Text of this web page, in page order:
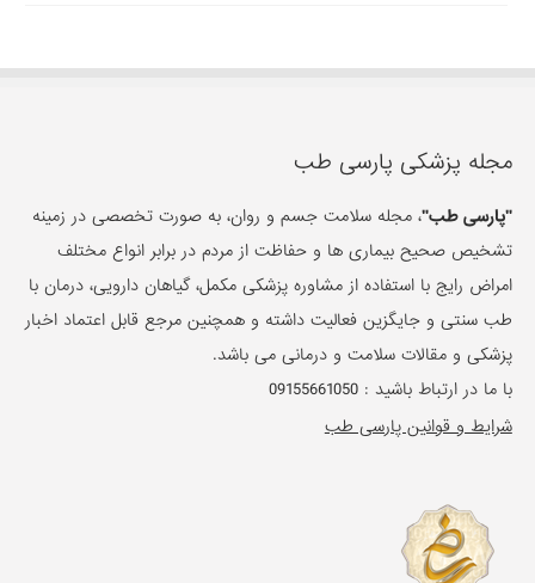
مجله پزشکی پارسی طب
"پارسی طب"، مجله سلامت جسم و روان، به صورت تخصصی در زمینه
تشخیص صحیح بیماری ها و حفاظت از مردم در برابر انواع مختلف
امراض رایج با استفاده از مشاوره پزشکی مکمل، گیاهان دارویی، درمان با
طب سنتی و جایگزین فعالیت داشته و همچنین مرجع قابل اعتماد اخبار
پزشکی و مقالات سلامت و درمانی می باشد.
با ما در ارتباط باشید :09155661050
شرایط و قوانین پارسی طب